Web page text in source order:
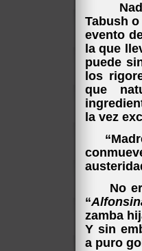
Nadie
Tabush
evento
la que
puede
los
que
la vez
“Madre
No era
“
zamba
Y sin
a puro